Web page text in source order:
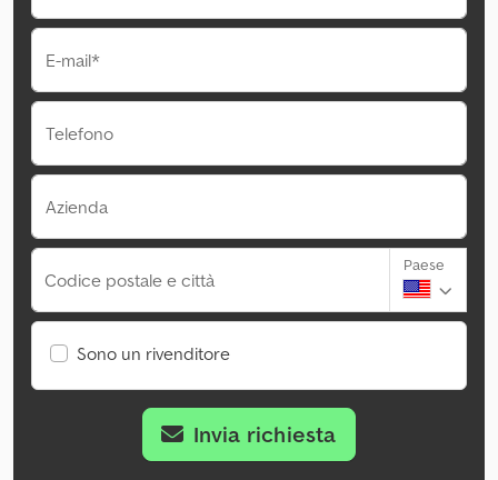
E-mail*
Telefono
Azienda
Codice postale e città
Paese
Sono un rivenditore
Invia richiesta